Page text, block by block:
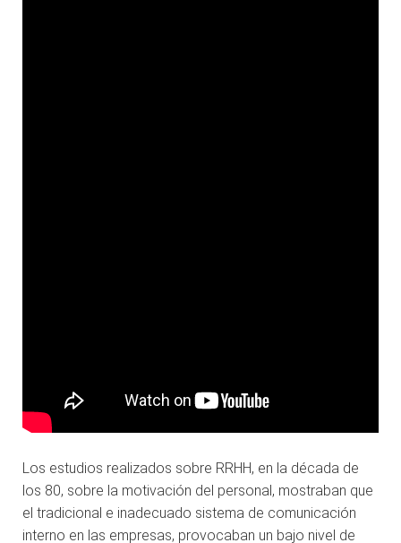
Los estudios realizados sobre RRHH, en la década de
los 80, sobre la motivación del personal, mostraban que
el tradicional e inadecuado sistema de comunicación
interno en las empresas, provocaban un bajo nivel de